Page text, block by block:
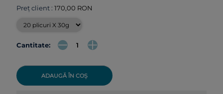
Preț client : 170,00 RON
Cantitate:
ADAUGĂ ÎN COȘ